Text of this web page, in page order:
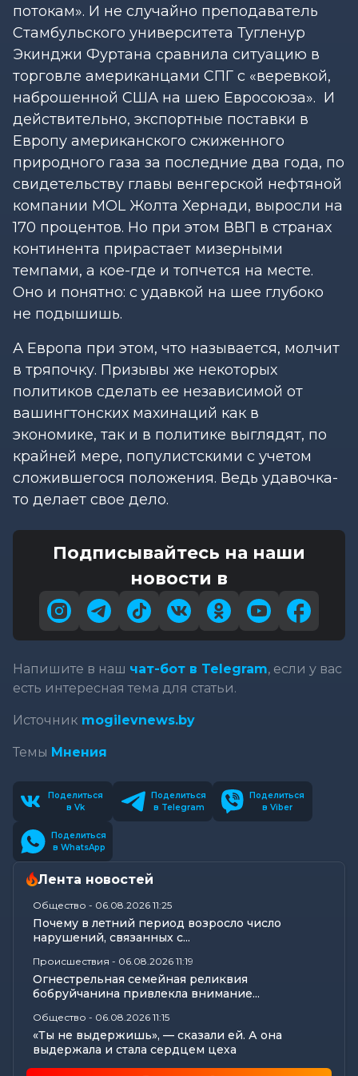
потокам». И не случайно преподаватель
Стамбульского университета Тугленур
Экинджи Фуртана сравнила ситуацию в
торговле американцами СПГ с «веревкой,
наброшенной США на шею Евросоюза». И
действительно, экспортные поставки в
Европу американского сжиженного
природного газа за последние два года, по
свидетельству главы венгерской нефтяной
компании MOL Жолта Хернади, выросли на
170 процентов. Но при этом ВВП в странах
континента прирастает мизерными
темпами, а кое-где и топчется на месте.
Оно и понятно: с удавкой на шее глубоко
не подышишь.
А Европа при этом, что называется, молчит
в тряпочку. Призывы же некоторых
политиков сделать ее независимой от
вашингтонских махинаций как в
экономике, так и в политике выглядят, по
крайней мере, популистскими с учетом
сложившегося положения. Ведь удавочка-
то делает свое дело.
Подписывайтесь на наши
новости в
Напишите в наш чат-бот в Telegram, если у вас
есть интересная тема для статьи.
Источник mogilevnews.by
Темы Мнения
Поделиться
в Vk
Поделиться
в Telegram
Поделиться
в Viber
Поделиться
в WhatsApp
Лента новостей
Общество - 06.08.2026 11:25
Почему в летний период возросло число
нарушений, связанных с...
Происшествия - 06.08.2026 11:19
Огнестрельная семейная реликвия
бобруйчанина привлекла внимание...
Общество - 06.08.2026 11:15
«Ты не выдержишь», — сказали ей. А она
выдержала и стала сердцем цеха